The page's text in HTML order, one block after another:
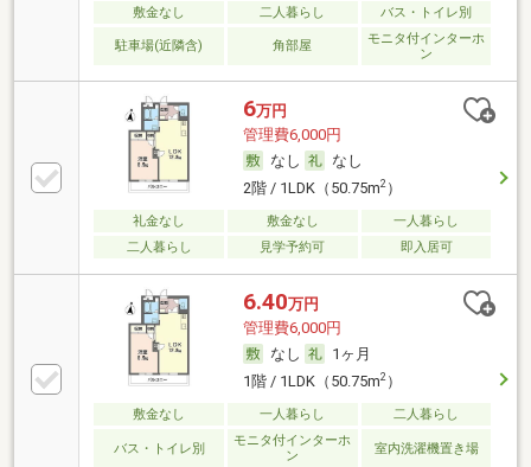
敷金なし 二人暮らし バス・トイレ別
駐車場(近隣含) 角部屋
モニタ付インターホ
ン
6万円
管理費6,000円
なし
なし
2階 / 1LDK（50.75m2）
礼金なし 敷金なし
一人暮らし
二人暮らし
見学予約可 即入居可
6.40万円
管理費6,000円
なし
1ヶ月
1階 / 1LDK（50.75m2）
敷金なし 一人暮らし 二人暮らし
バス・トイレ別
モニタ付インターホ
ン
室内洗濯機置き場